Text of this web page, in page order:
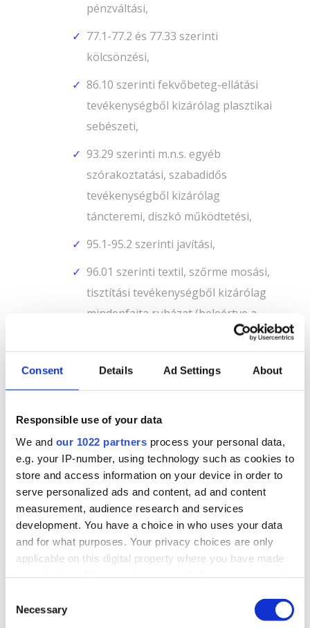
Consent Details Ad Settings About
Responsible use of your data
We and our 1022 partners process your personal data,
e.g. your IP-number, using technology such as cookies to
store and access information on your device in order to
serve personalized ads and content, ad and content
measurement, audience research and services
development. You have a choice in who uses your data
and for what purposes. Your privacy choices are only
applicable on this digital property where you have made
the Privacy trigger icon.
Selection
Necessary
pénzváltási,
77.1-77.2 és 77.33 szerinti
kölcsönzési,
86.10 szerinti fekvőbeteg-ellátási
tevékenységből kizárólag plasztikai
sebészeti,
93.29 szerinti m.n.s. egyéb
szórakoztatási, szabadidős
tevékenységből kizárólag
táncteremi, diszkó működtetési,
95.1-95.2 szerinti javítási,
96.01 szerinti textil, szőrme mosási,
tisztítási tevékenységből kizárólag
mindenfajta ruházat (beleértve a
szőrmét) és textil géppel, kézzel
mosási és vegytisztítási, vasalási,
tevékenységet folytató valamennyi
a betétdíjas göngyöleget
visszaváltó üzlet,
a csomagküldő kereskedelem,
kivéve annak nyílt árusítást
az ipari – kivéve élelmiszeripari